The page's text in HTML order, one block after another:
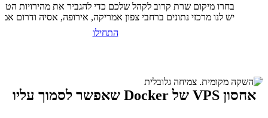
בחרו מיקום שרת קרוב לקהל שלכם כדי להגביר את מהירויות
יש לנו מרכזי נתונים ברחבי צפון אמריקה, אירופה, אסיה ודרום
התחילו
אחסון VPS של Docker שאפשר לסמוך עליו